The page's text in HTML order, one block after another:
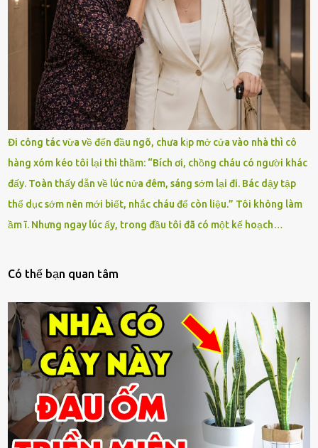
Đi công tác vừa về đến đầu ngõ, chưa kịp mở cửa vào nhà thì cô
hàng xóm kéo tôi lại thì thầm: “Bích ơi, chồng cháu có người khác
đấy. Toàn thấy dẫn về lúc nửa đêm, sáng sớm lại đi. Bác dậy tập
thể dục sớm nên mới biết, nhắc cháu để còn liệu.” Tôi không làm
ầm ĩ. Nhưng ngay lúc ấy, trong đầu tôi đã có một kế hoạch…
Có thế bạn quan tâm